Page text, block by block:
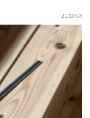
21/10/18